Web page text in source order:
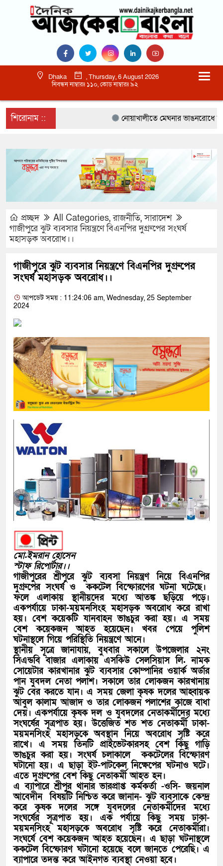
Dhaka
, Thursday, 6 August 2026
নিবন্ধন নাম্বারঃ ১১০, কোড নাম্বারঃ ৯২
শিরোনাম :: নোয়াখালীতে মেঘনার ভাঙনরোধে
প্রচ্ছদ All Categories,রাজনীতি,সারাদেশ
গাজীপুরে ঝুট ব্যবসার নিয়ন্ত্রণে বিএনপির দুগ্রুপের সংঘর্ষ
মহাসড়ক অবরোধ।।
গাজীপুরে ঝুট ব্যবসার নিয়ন্ত্রণে বিএনপির দুগ্রুপের
সংঘর্ষ মহাসড়ক অবরোধ।।
আপডেট সময় : 11:24:06 am, Wednesday, 25 September
2024
মো.ইমরান হোসেন
স্টাফ রিপোর্টার।।
গাজীপুরের শ্রীপুরে ঝুট ব্যবসা নিয়ন্ত্রণ নিয়ে বিএনপির
দুগ্রুপের সংঘর্ষ ও ককটেল বিস্ফোরণের ঘটনা ঘটেছে।
ফলে এলাকায় স্থানীয়দের মধ্যে আতঙ্ক ছড়িয়ে পড়ে।
একপর্যায়ে ঢাকা-ময়মনসিংহ মহাসড়ক অবরোধ করে রাখা
হয়। বেশ কয়েকটি যানবাহন ভাঙচুর করা হয়। এ সময়
বেশ কয়েকজন আহত হয়েছেন। খবর পেয়ে পুলিশ
ঘটনাস্থলে গিয়ে পরিস্থিতি নিয়ন্ত্রণে আনে।
স্থানীয় সূত্রে জানাযায়, বুধবার সকালে উপজেলার ২নং
সিএন্ডবি বাজার এলাকায় এসকিউ সেলসিয়াস লি. নামক
সোয়েটার কারখানার ঝুট ব্যবসার কোম্পানির ওয়ার্ক অর্ডার
পান যুবদল নেতা পলাশ। সকালে তার লোকজন কারখানায়
ঝুট বের করতে যান। এ সময় জেলা কৃষক দলের আহ্বায়ক
আবুল কালাম আজাদ ও তার লোকজন পলাশের কাজে বাধা
দেয়। একপর্যায়ে কৃষক দল ও যুবদলের নেতাকর্মীদের মধ্যে
সংঘর্ষের সূত্রপাত হয়। উত্তেজিত শত শত নেতাকর্মী ঢাকা-
ময়মনসিংহ মহাসড়কে অবস্থান নিয়ে অবরোধ সৃষ্টি করে
রাখে। এ সময় তিনটি প্রাইভেটকারসহ বেশ কিছু গাড়ি
ভাঙচুর করা হয়। সংঘর্ষ চলাকালে ককটেলের বিস্ফোরণ
ঘটানো হয়। এ ছাড়া ইট-পাটকেল নিক্ষেপের ঘটনাও ঘটে।
এতে দুগ্রুপের বেশ কিছু নেতাকর্মী আহত হন।
এ ব্যাপারে শ্রীপুর থানার ভারপ্রাপ্ত কর্মকর্তা -ওসি- জয়নাল
আবেদীন বিষয়টি নিশ্চিত করে জানান- ঝুট ব্যবসাকে কেন্দ্র
করে কৃষক দলের সঙ্গে যুবদলের নেতাকর্মীদের মধ্যে
সংঘর্ষের সূত্রপাত হয়। এক পর্যায়ে কিছু সময় ঢাকা-
ময়মনসিংহ মহাসড়কে অবরোধ সৃষ্টি করে নেতাকর্মীরা।
সংঘর্ষে বেশ কয়েকজন আহত হয়েছেন। এ ছাড়া ঘটনাস্থলে
ককটেল বিস্ফোরণ ঘটানো হয়েছে বলে জানতে পেরেছি। এ
ব্যাপারে তদন্ত করে আইনগত ব্যবস্থা নেওয়া হবে।